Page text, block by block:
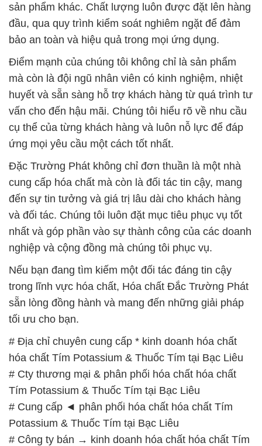
sản phẩm khác. Chất lượng luôn được đặt lên hàng
đầu, qua quy trình kiểm soát nghiêm ngặt để đảm
bảo an toàn và hiệu quả trong mọi ứng dụng.
Điểm mạnh của chúng tôi không chỉ là sản phẩm
mà còn là đội ngũ nhân viên có kinh nghiệm, nhiệt
huyết và sẵn sàng hỗ trợ khách hàng từ quá trình tư
vấn cho đến hậu mãi. Chúng tôi hiểu rõ về nhu cầu
cụ thể của từng khách hàng và luôn nỗ lực để đáp
ứng mọi yêu cầu một cách tốt nhất.
Đặc Trường Phát không chỉ đơn thuần là một nhà
cung cấp hóa chất mà còn là đối tác tin cậy, mang
đến sự tin tưởng và giá trị lâu dài cho khách hàng
và đối tác. Chúng tôi luôn đặt mục tiêu phục vụ tốt
nhất và góp phần vào sự thành công của các doanh
nghiệp và cộng đồng mà chúng tôi phục vụ.
Nếu bạn đang tìm kiếm một đối tác đáng tin cậy
trong lĩnh vực hóa chất, Hóa chất Đắc Trường Phát
sẵn lòng đồng hành và mang đến những giải pháp
tối ưu cho bạn.
# Địa chỉ chuyên cung cấp * kinh doanh hóa chất
hóa chất Tím Potassium & Thuốc Tím tại Bạc Liêu
# Cty thương mại & phân phối hóa chất hóa chất
Tím Potassium & Thuốc Tím tại Bạc Liêu
# Cung cấp ◄ phân phối hóa chất hóa chất Tím
Potassium & Thuốc Tím tại Bạc Liêu
# Công ty bán → kinh doanh hóa chất hóa chất Tím